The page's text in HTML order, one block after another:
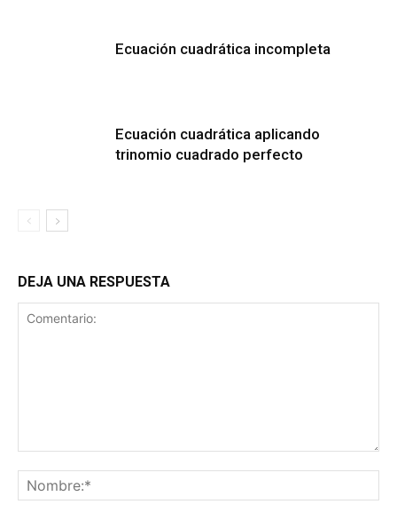
Ecuación cuadrática incompleta
Ecuación cuadrática aplicando
trinomio cuadrado perfecto
DEJA UNA RESPUESTA